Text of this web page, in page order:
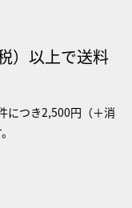
）以上で送料
につき2,500円（＋消